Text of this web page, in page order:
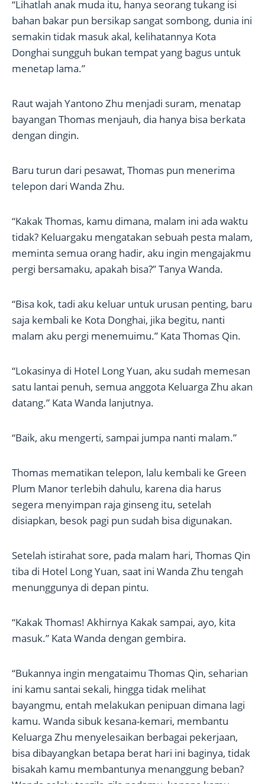
“Lihatlah anak muda itu, hanya seorang tukang isi
bahan bakar pun bersikap sangat sombong, dunia ini
semakin tidak masuk akal, kelihatannya Kota
Donghai sungguh bukan tempat yang bagus untuk
menetap lama.”
Raut wajah Yantono Zhu menjadi suram, menatap
bayangan Thomas menjauh, dia hanya bisa berkata
dengan dingin.
Baru turun dari pesawat, Thomas pun menerima
telepon dari Wanda Zhu.
“Kakak Thomas, kamu dimana, malam ini ada waktu
tidak? Keluargaku mengatakan sebuah pesta malam,
meminta semua orang hadir, aku ingin mengajakmu
pergi bersamaku, apakah bisa?” Tanya Wanda.
“Bisa kok, tadi aku keluar untuk urusan penting, baru
saja kembali ke Kota Donghai, jika begitu, nanti
malam aku pergi menemuimu.” Kata Thomas Qin.
“Lokasinya di Hotel Long Yuan, aku sudah memesan
satu lantai penuh, semua anggota Keluarga Zhu akan
datang.” Kata Wanda lanjutnya.
“Baik, aku mengerti, sampai jumpa nanti malam.”
Thomas mematikan telepon, lalu kembali ke Green
Plum Manor terlebih dahulu, karena dia harus
segera menyimpan raja ginseng itu, setelah
disiapkan, besok pagi pun sudah bisa digunakan.
Setelah istirahat sore, pada malam hari, Thomas Qin
tiba di Hotel Long Yuan, saat ini Wanda Zhu tengah
menunggunya di depan pintu.
“Kakak Thomas! Akhirnya Kakak sampai, ayo, kita
masuk.” Kata Wanda dengan gembira.
“Bukannya ingin mengataimu Thomas Qin, seharian
ini kamu santai sekali, hingga tidak melihat
bayangmu, entah melakukan penipuan dimana lagi
kamu. Wanda sibuk kesana-kemari, membantu
Keluarga Zhu menyelesaikan berbagai pekerjaan,
bisa dibayangkan betapa berat hari ini baginya, tidak
bisakah kamu membantunya menanggung beban?